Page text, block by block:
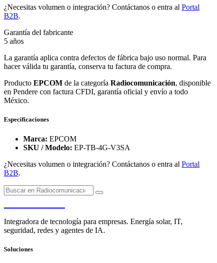
¿Necesitas volumen o integración? Contáctanos o entra al Portal
B2B.
Garantía del fabricante
5 años
La garantía aplica contra defectos de fábrica bajo uso normal. Para
hacer válida tu garantía, conserva tu factura de compra.
Producto EPCOM de la categoría Radiocomunicación, disponible
en Pendere con factura CFDI, garantía oficial y envío a todo
México.
Especificaciones
Marca: EPCOM
SKU / Modelo: EP-TB-4G-V3SA
¿Necesitas volumen o integración? Contáctanos o entra al Portal
B2B.
Integradora de tecnología para empresas. Energía solar, IT,
seguridad, redes y agentes de IA.
Soluciones